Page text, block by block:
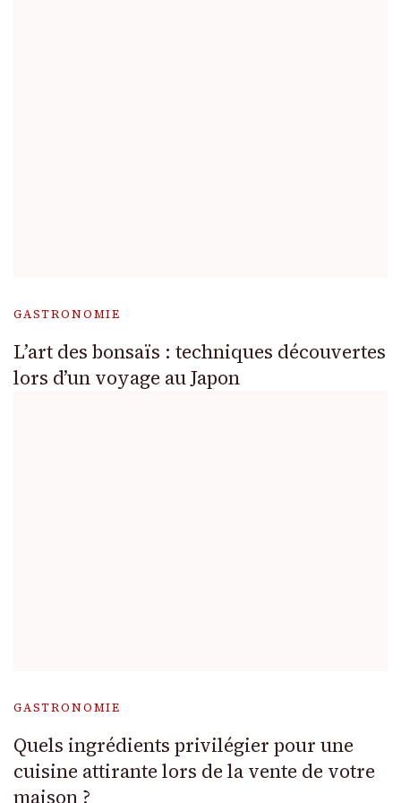
GASTRONOMIE
L’art des bonsaïs : techniques découvertes
lors d’un voyage au Japon
GASTRONOMIE
Quels ingrédients privilégier pour une
cuisine attirante lors de la vente de votre
maison ?